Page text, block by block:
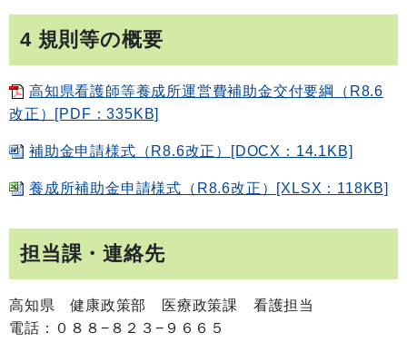
4 規則等の概要
高知県看護師等養成所運営費補助金交付要綱（R8.6
改正）[PDF：335KB]
補助金申請様式（R8.6改正）[DOCX：14.1KB]
養成所補助金申請様式（R8.6改正）[XLSX：118KB]
担当課・連絡先
高知県 健康政策部 医療政策課 看護担当
電話：０８８−８２３−９６６５